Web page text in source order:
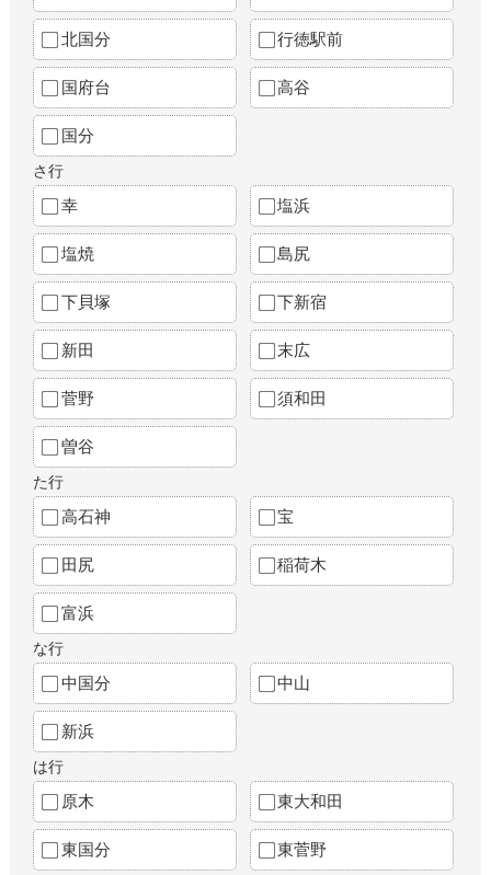
北国分 行徳駅前
国府台 高谷
国分
さ行
幸 塩浜
塩焼 島尻
下貝塚 下新宿
新田 末広
菅野 須和田
曽谷
た行
高石神 宝
田尻 稲荷木
富浜
な行
中国分 中山
新浜
は行
原木 東大和田
東国分 東菅野